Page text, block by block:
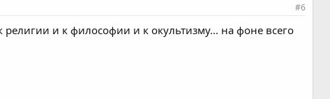
#6
и к философии и к окультизму... на фоне всего